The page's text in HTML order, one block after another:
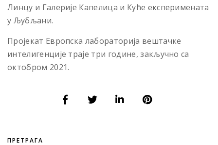
Линцу и Галерије Капелица и Куће експеримената
у Љубљани.
Пројекат Европска лабораторија вештачке
интелигенције траје три године, закључно са
октобром 2021.
ПРЕТРАГА